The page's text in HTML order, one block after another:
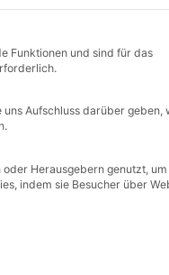
wieder nach
qualifizierte
für die eine
Funktionen und sind für das
Aufschluss darüber geben,
Herausgebern genutzt, um
indem sie Besucher über